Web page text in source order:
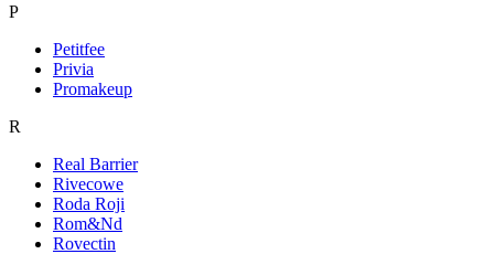
P
Petitfee
Privia
Promakeup
R
Real Barrier
Rivecowe
Roda Roji
Rom&Nd
Rovectin